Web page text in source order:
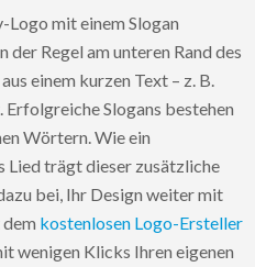
Logo mit einem Slogan
der Regel am unteren Rand des
einem kurzen Text – z. B.
Slogans bestehen
Wörtern. Wie ein
trägt dieser zusätzliche
bei, Ihr Design weiter mit
kostenlosen Logo-Ersteller
wenigen Klicks Ihren eigenen